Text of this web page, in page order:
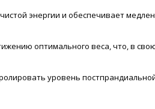
энергии и обеспечивает
оптимального веса, что, в
уровень